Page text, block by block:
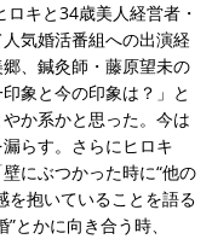
キと34歳美人経営者・
気婚活番組への出演経
、鍼灸師・藤原望未の
象と今の印象は？」と
か系かと思った。今は
らす。さらにヒロキ
にぶつかった時に“他の
を抱いていることを語る
とかに向き合う時、